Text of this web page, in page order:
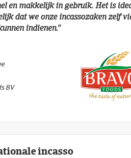
en makkelijk in gebruik. Het is
dat we onze incassozaken zelf
indienen.''
BV
incasso